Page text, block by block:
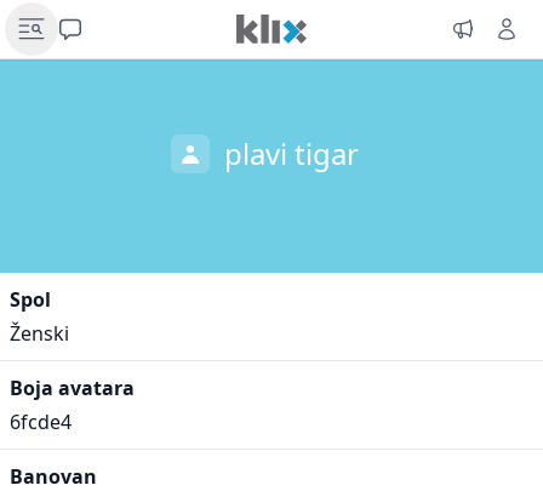
plavi tigar
Spol
Ženski
Boja avatara
6fcde4
Banovan